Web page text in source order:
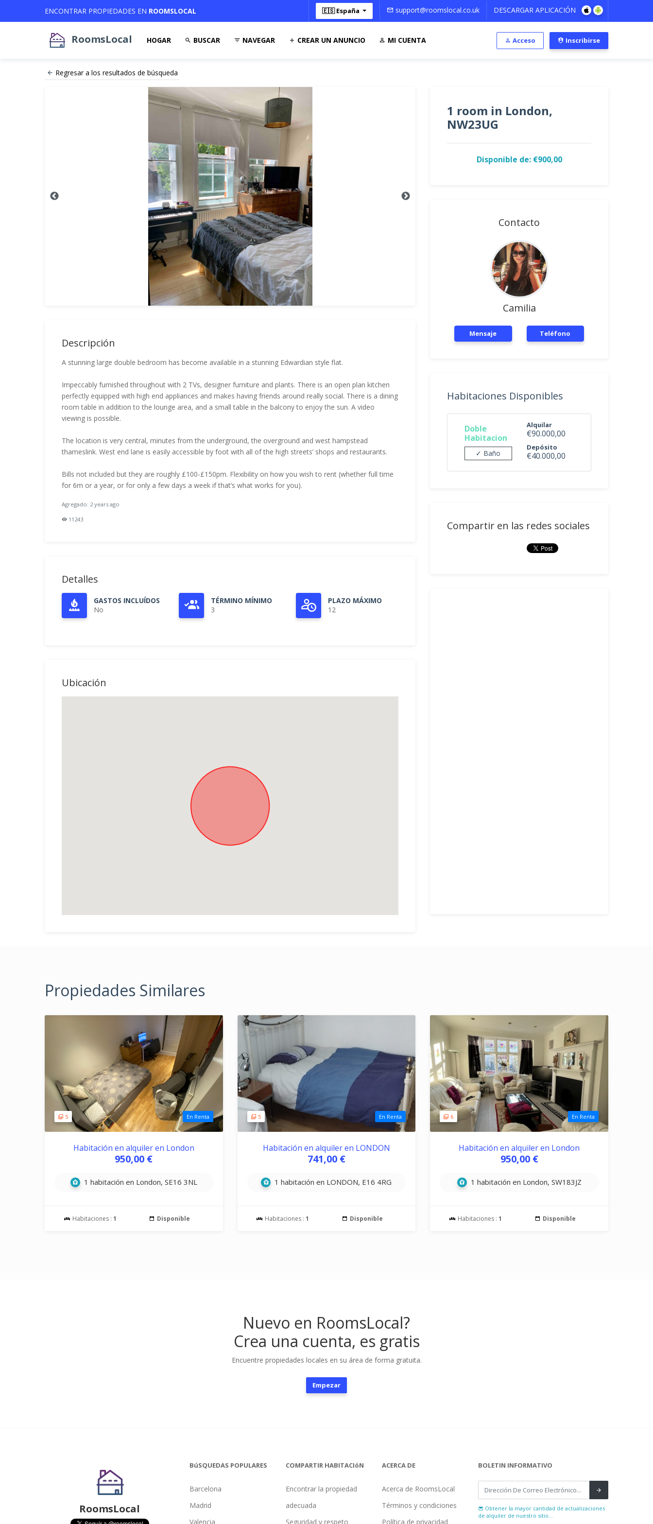
ENCONTRAR PROPIEDADES EN ROOMSLOCAL 🇪🇸 España support@roomslocal.co.uk DESCARGAR APLICACIÓN
RoomsLocal HOGAR BUSCAR NAVEGAR CREAR UN ANUNCIO MI CUENTA Acceso Inscribirse
Regresar a los resultados de búsqueda
Descripción
A stunning large double bedroom has become available in a stunning Edwardian style flat.
Impeccably furnished throughout with 2 TVs, designer furniture and plants. There is an open plan kitchen
perfectly equipped with high end appliances and makes having friends around really social. There is a dining
room table in addition to the lounge area, and a small table in the balcony to enjoy the sun. A video
viewing is possible.
The location is very central, minutes from the underground, the overground and west hampstead
thameslink. West end lane is easily accessible by foot with all of the high streets’ shops and restaurants.
Bills not included but they are roughly £100-£150pm. Flexibility on how you wish to rent (whether full time
for 6m or a year, or for only a few days a week if that’s what works for you).
Agregado: 2 years ago
11243
Detalles
GASTOS INCLUÍDOS
No
TÉRMINO MÍNIMO
3
PLAZO MÁXIMO
12
Ubicación
1 room in London,
NW23UG
Disponible de: €900,00
Contacto
Camilia
Mensaje Teléfono
Habitaciones Disponibles
Doble
Habitacion
✓ Baño
Alquilar
€90.000,00
Depósito
€40.000,00
Compartir en las redes sociales
Propiedades Similares
5 En Renta
Habitación en alquiler en London
950,00 €
1 habitación en London, SE16 3NL
Habitaciones : 1 Disponible
5 En Renta
Habitación en alquiler en LONDON
741,00 €
1 habitación en LONDON, E16 4RG
Habitaciones :1 Disponible
6 En Renta
Habitación en alquiler en London
950,00 €
1 habitación en London, SW183JZ
Habitaciones : 1 Disponible
Nuevo en RoomsLocal?
Crea una cuenta, es gratis
Encuentre propiedades locales en su área de forma gratuita.
Empezar
RoomsLocal
BúSQUEDAS POPULARES
Barcelona
Madrid
Valencia
COMPARTIR HABITACIóN
Encontrar la propiedad
adecuada
Seguridad y respeto
ACERCA DE
Acerca de RoomsLocal
Términos y condiciones
Política de privacidad
BOLETIN INFORMATIVO
Obtener la mayor cantidad de actualizaciones
de alquiler de nuestro sitio...